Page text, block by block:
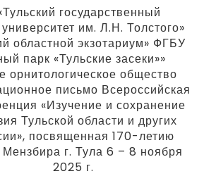
государственный
им. Л.Н. Толстого»
областной экзотариум» ФГБУ
парк «Тульские засеки»»
орнитологическое общество
письмо Всероссийская
«Изучение и сохранение
Тульской области и других
посвященная 170-летию
г. Тула 6 – 8 ноября
2025 г.